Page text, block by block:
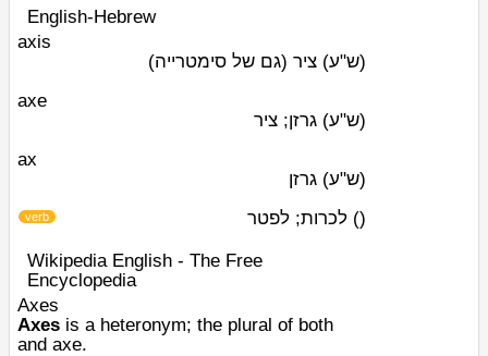
English-Hebrew
axis
(ש"ע) ציר (גם של סימטרייה)
axe
(ש"ע) גרזן; ציר
ax
(ש"ע) גרזן
(
verb ) לכרות; לפטר
Wikipedia English - The Free
Encyclopedia
Axes
Axes is a heteronym; the plural of both
and axe.